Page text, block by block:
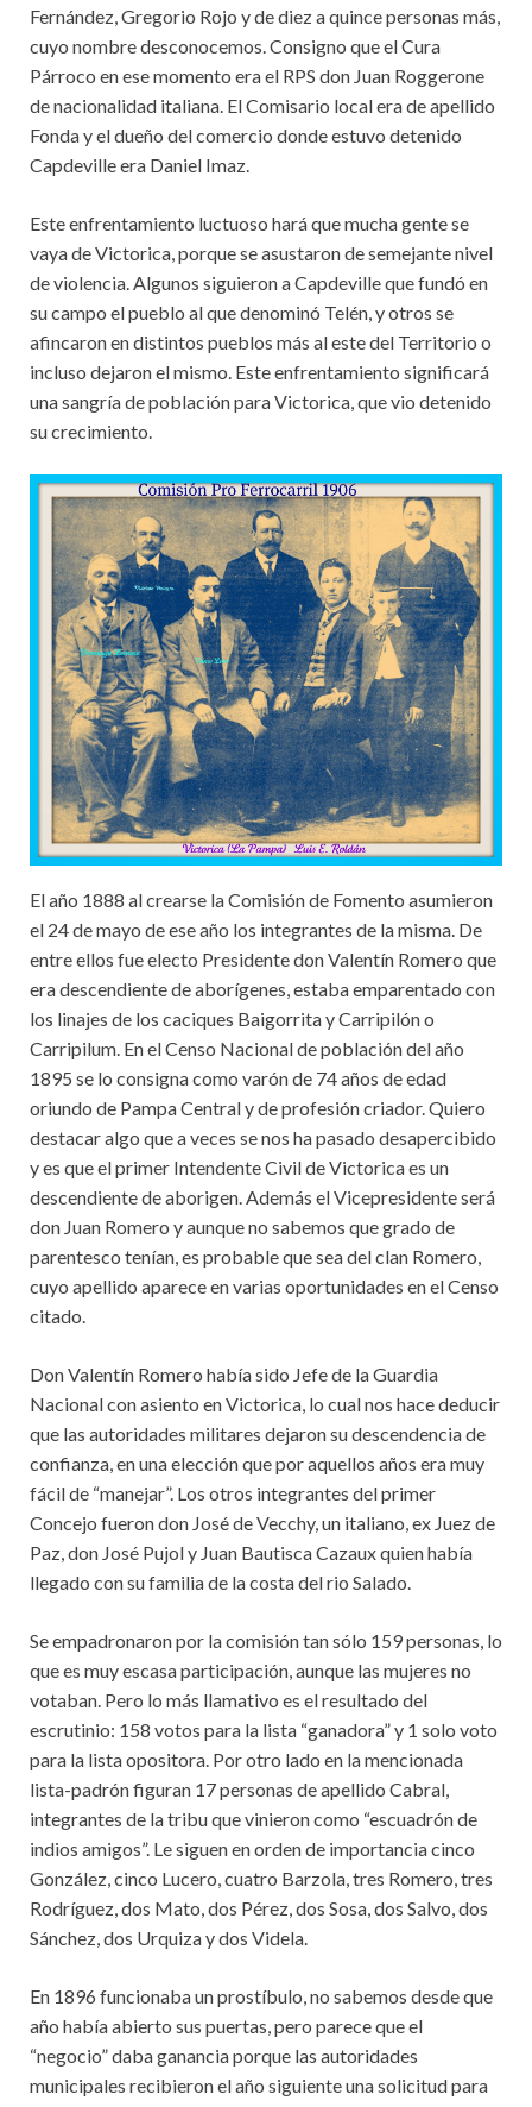
Fernández, Gregorio Rojo y de diez a quince personas más,
cuyo nombre desconocemos. Consigno que el Cura
Párroco en ese momento era el RPS don Juan Roggerone
de nacionalidad italiana. El Comisario local era de apellido
Fonda y el dueño del comercio donde estuvo detenido
Capdeville era Daniel Imaz.
Este enfrentamiento luctuoso hará que mucha gente se
vaya de Victorica, porque se asustaron de semejante nivel
de violencia. Algunos siguieron a Capdeville que fundó en
su campo el pueblo al que denominó Telén, y otros se
afincaron en distintos pueblos más al este del Territorio o
incluso dejaron el mismo. Este enfrentamiento significará
una sangría de población para Victorica, que vio detenido
su crecimiento.
El año 1888 al crearse la Comisión de Fomento asumieron
el 24 de mayo de ese año los integrantes de la misma. De
entre ellos fue electo Presidente don Valentín Romero que
era descendiente de aborígenes, estaba emparentado con
los linajes de los caciques Baigorrita y Carripilón o
Carripilum. En el Censo Nacional de población del año
1895 se lo consigna como varón de 74 años de edad
oriundo de Pampa Central y de profesión criador. Quiero
destacar algo que a veces se nos ha pasado desapercibido
y es que el primer Intendente Civil de Victorica es un
descendiente de aborigen. Además el Vicepresidente será
don Juan Romero y aunque no sabemos que grado de
parentesco tenían, es probable que sea del clan Romero,
cuyo apellido aparece en varias oportunidades en el Censo
citado.
Don Valentín Romero había sido Jefe de la Guardia
Nacional con asiento en Victorica, lo cual nos hace deducir
que las autoridades militares dejaron su descendencia de
confianza, en una elección que por aquellos años era muy
fácil de “manejar”. Los otros integrantes del primer
Concejo fueron don José de Vecchy, un italiano, ex Juez de
Paz, don José Pujol y Juan Bautisca Cazaux quien había
llegado con su familia de la costa del rio Salado.
Se empadronaron por la comisión tan sólo 159 personas, lo
que es muy escasa participación, aunque las mujeres no
votaban. Pero lo más llamativo es el resultado del
escrutinio: 158 votos para la lista “ganadora” y 1 solo voto
para la lista opositora. Por otro lado en la mencionada
lista-padrón figuran 17 personas de apellido Cabral,
integrantes de la tribu que vinieron como “escuadrón de
indios amigos”. Le siguen en orden de importancia cinco
González, cinco Lucero, cuatro Barzola, tres Romero, tres
Rodríguez, dos Mato, dos Pérez, dos Sosa, dos Salvo, dos
Sánchez, dos Urquiza y dos Videla.
En 1896 funcionaba un prostíbulo, no sabemos desde que
año había abierto sus puertas, pero parece que el
“negocio” daba ganancia porque las autoridades
municipales recibieron el año siguiente una solicitud para